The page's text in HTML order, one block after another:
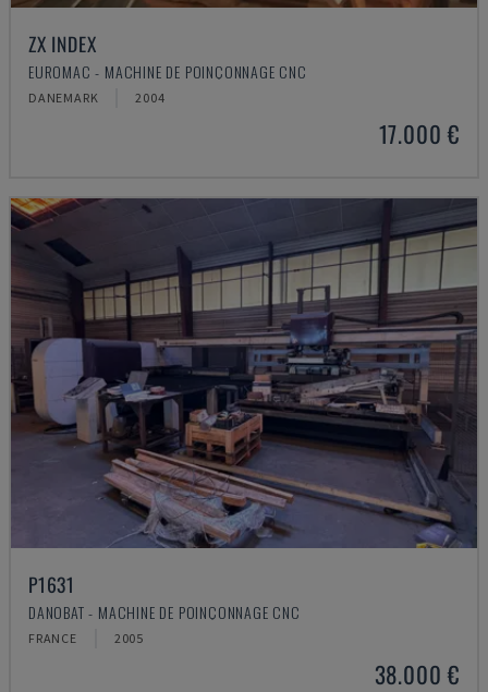
ZX INDEX
EUROMAC - MACHINE DE POINÇONNAGE CNC
DANEMARK 2004
17.000 €
P1631
DANOBAT - MACHINE DE POINÇONNAGE CNC
FRANCE 2005
38.000 €